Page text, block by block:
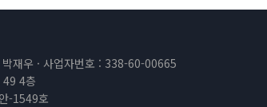
재우 · 사업자번호 : 338-60-00665
49 4층
-1549호